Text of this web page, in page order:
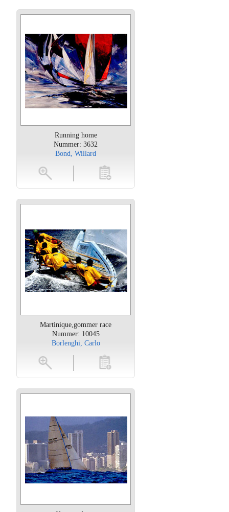
Running home
Nummer: 3632
Bond, Willard
toevoegen
Martinique,gommer race
Nummer: 10045
Borlenghi, Carlo
toevoegen